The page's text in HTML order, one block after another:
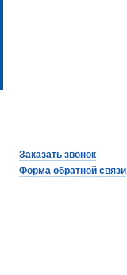
Заказать звонок
Форма обратной связи